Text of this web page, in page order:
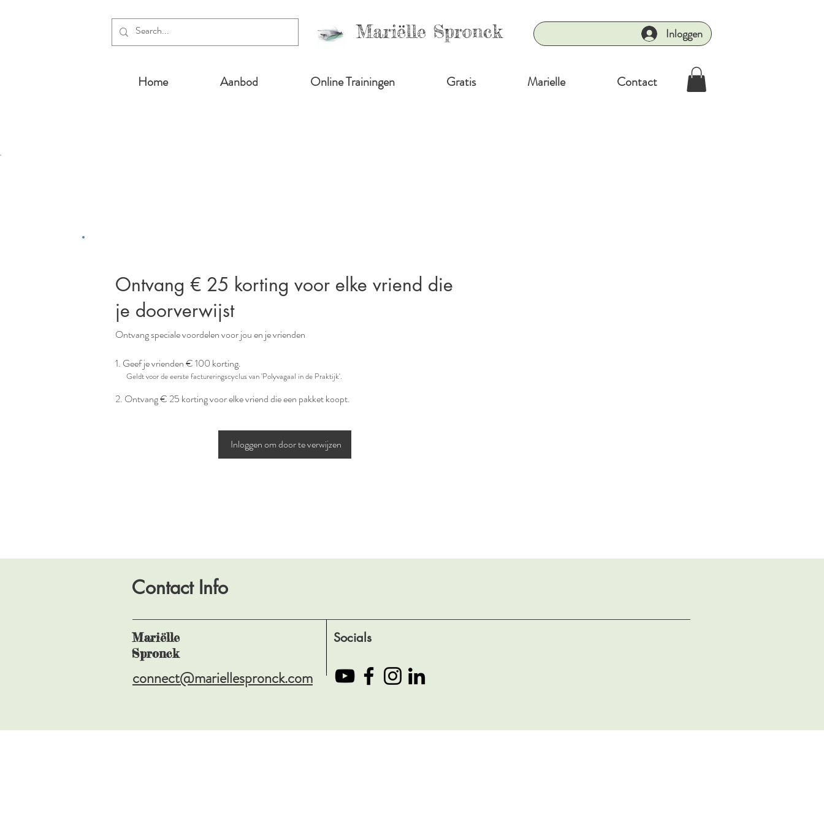
Mariëlle Spronck Inloggen
Home Aanbod Online Trainingen Gratis Marielle Contact
Ontvang € 25 korting voor elke vriend die
je doorverwijst
Ontvang speciale voordelen voor jou en je vrienden
Geef je vrienden € 100 korting.
Geldt voor de eerste factureringscyclus van 'Polyvagaal in de Praktijk'.
Ontvang € 25 korting voor elke vriend die een pakket koopt.
Inloggen om door te verwijzen
Contact Info
Mariëlle
Spronck
Socials
connect@mariellespronck.com